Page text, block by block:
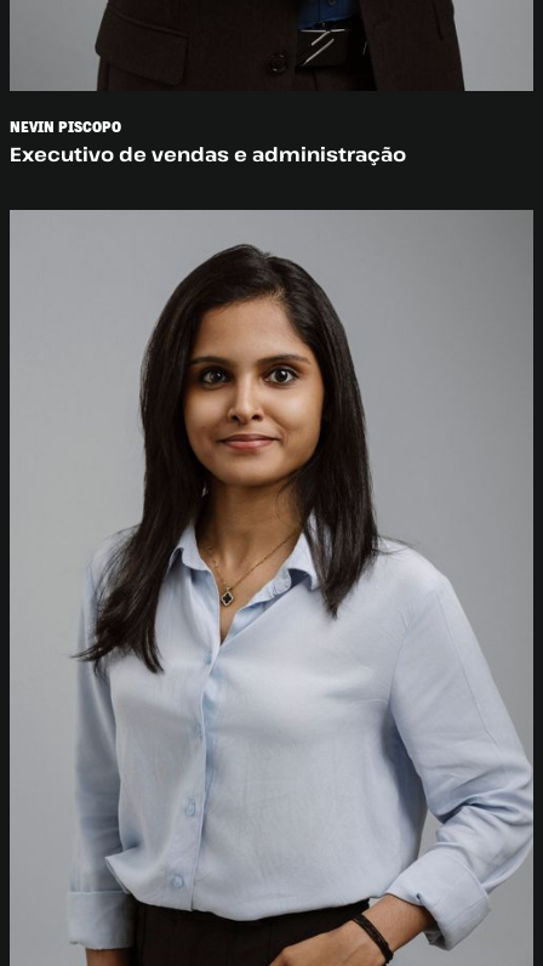
NEVIN PISCOPO
Executivo de vendas e administração